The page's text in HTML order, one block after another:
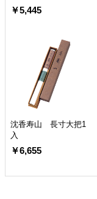
￥5,445
沈香寿山 長寸大把1
入
￥6,655